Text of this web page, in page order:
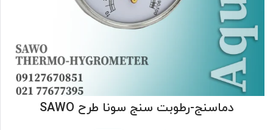
دماسنج-رطوبت سنج سونا طرح SAWO